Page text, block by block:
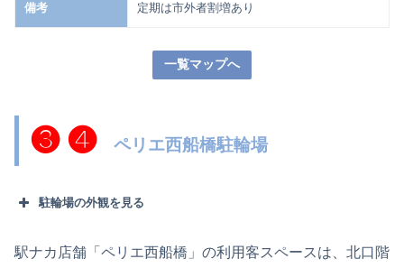
備考 定期は市外者割増あり
一覧マップへ
❸ ❹ペリエ西船橋駐輪場
駐輪場の外観を見る
駅ナカ店舗「ペリエ西船橋」の利用客スペースは、北口階